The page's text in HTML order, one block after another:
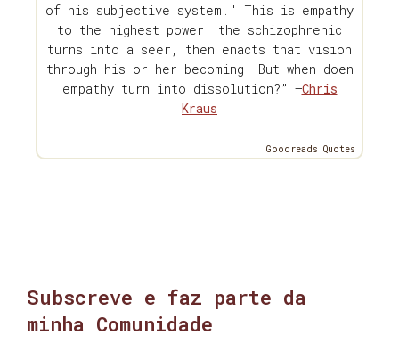
of his subjective system." This is empathy
to the highest power: the schizophrenic
turns into a seer, then enacts that vision
through his or her becoming. But when doen
empathy turn into dissolution?” —Chris
Kraus
Goodreads Quotes
Subscreve e faz parte da
minha Comunidade